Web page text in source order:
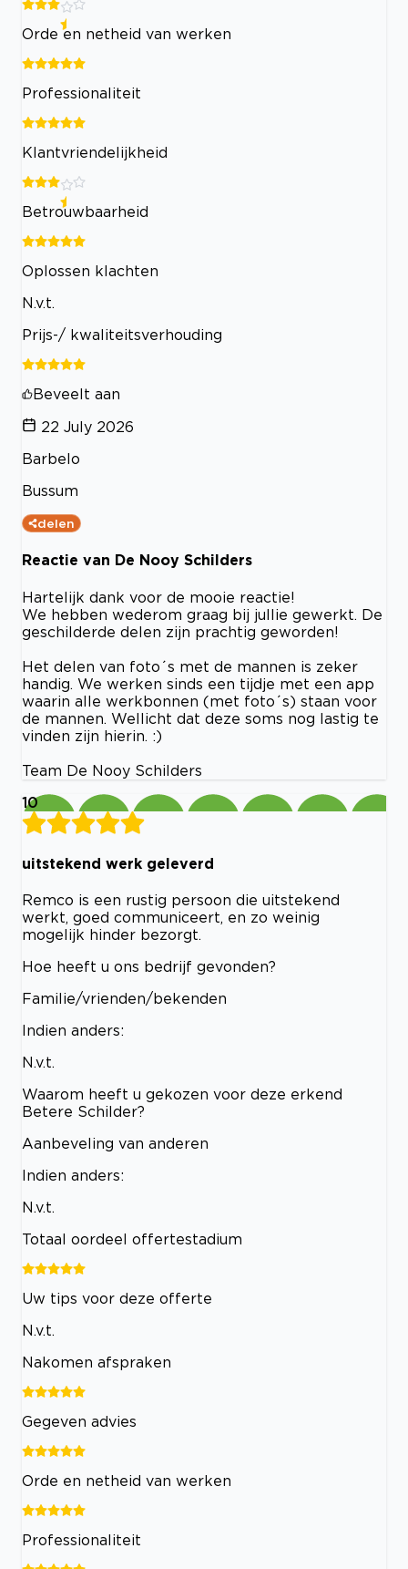
Orde en netheid van werken
Professionaliteit
Klantvriendelijkheid
Betrouwbaarheid
Oplossen klachten
N.v.t.
Prijs-/ kwaliteitsverhouding
Beveelt aan
22 July 2026
Barbelo
Bussum
delen
Reactie van De Nooy Schilders
Hartelijk dank voor de mooie reactie!
We hebben wederom graag bij jullie gewerkt. De
geschilderde delen zijn prachtig geworden!
Het delen van foto´s met de mannen is zeker
handig. We werken sinds een tijdje met een app
waarin alle werkbonnen (met foto´s) staan voor
de mannen. Wellicht dat deze soms nog lastig te
vinden zijn hierin. :)
Team De Nooy Schilders
10
uitstekend werk geleverd
Remco is een rustig persoon die uitstekend
werkt, goed communiceert, en zo weinig
mogelijk hinder bezorgt.
Hoe heeft u ons bedrijf gevonden?
Familie/vrienden/bekenden
Indien anders:
N.v.t.
Waarom heeft u gekozen voor deze erkend
Betere Schilder?
Aanbeveling van anderen
Indien anders:
N.v.t.
Totaal oordeel offertestadium
Uw tips voor deze offerte
N.v.t.
Nakomen afspraken
Gegeven advies
Orde en netheid van werken
Professionaliteit